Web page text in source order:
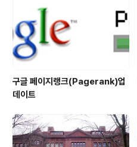
구글 페이지랭크(Pagerank)업
데이트